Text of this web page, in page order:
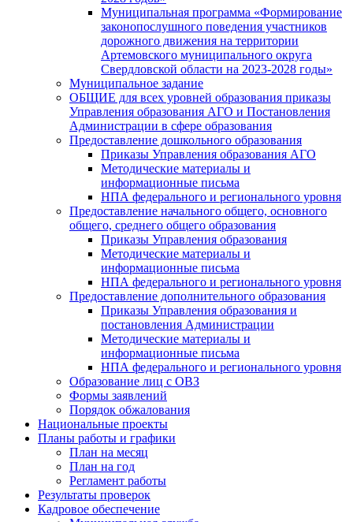
Муниципальная программа «Формирование
законопослушного поведения участников
дорожного движения на территории
Артемовского муниципального округа
Свердловской области на 2023-2028 годы»
Муниципальное задание
ОБЩИЕ для всех уровней образования приказы
Управления образования АГО и Постановления
Администрации в сфере образования
Предоставление дошкольного образования
Приказы Управления образования АГО
Методические материалы и
информационные письма
НПА федерального и регионального уровня
Предоставление начального общего, основного
общего, среднего общего образования
Приказы Управления образования
Методические материалы и
информационные письма
НПА федерального и регионального уровня
Предоставление дополнительного образования
Приказы Управления образования и
постановления Администрации
Методические материалы и
информационные письма
НПА федерального и регионального уровня
Образование лиц с ОВЗ
Формы заявлений
Порядок обжалования
Национальные проекты
Планы работы и графики
План на месяц
План на год
Регламент работы
Результаты проверок
Кадровое обеспечение